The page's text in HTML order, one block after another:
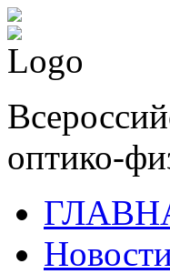
оптико-